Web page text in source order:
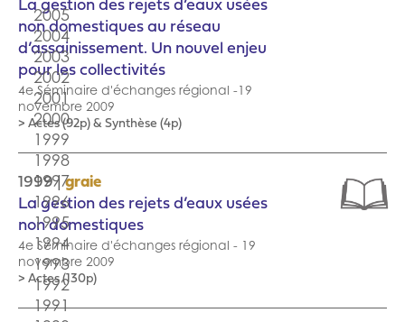
La gestion des rejets d’eaux usées
non domestiques au réseau
d’assainissement. Un nouvel enjeu
pour les collectivités
4e Séminaire d'échanges régional -19
novembre 2009
> Actes (92p) & Synthèse (4p)
1999| graie
La gestion des rejets d’eaux usées
non domestiques
4e Séminaire d'échanges régional - 19
novembre 2009
> Actes (130p)